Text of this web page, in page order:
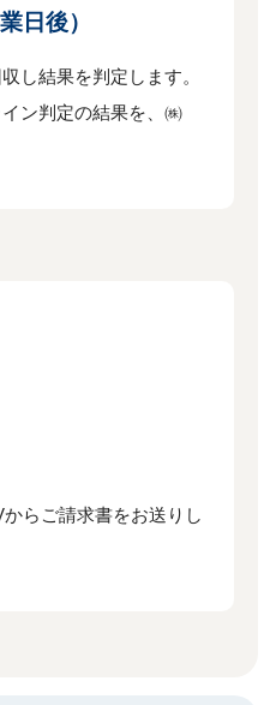
日後）
し結果を判定します。
ン判定の結果を、㈱
らご請求書をお送りし